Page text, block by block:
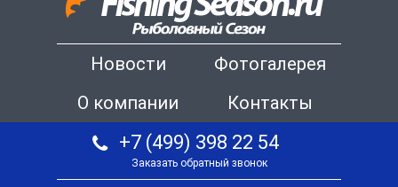
Новости
Фотогалерея
О компании
Контакты
+7 (499) 398 22 54
Заказать обратный звонок